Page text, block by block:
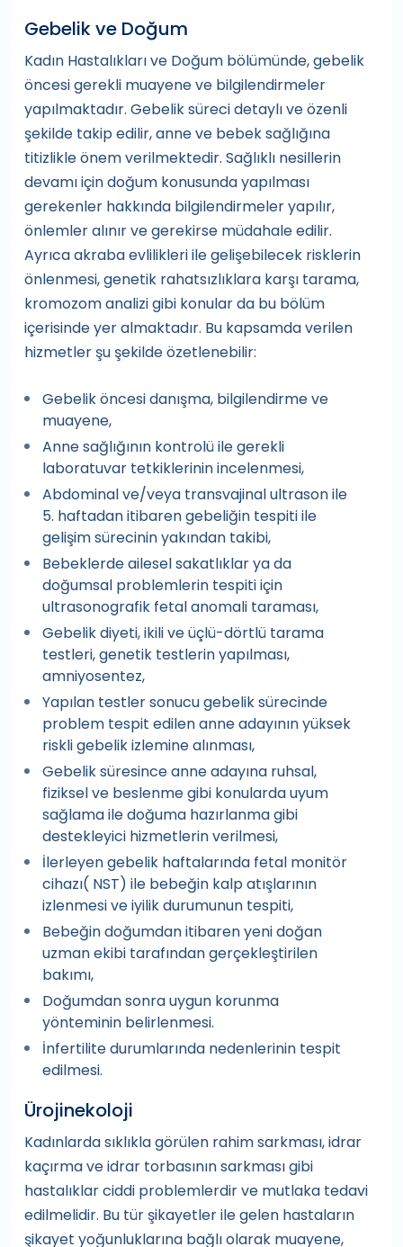
Gebelik ve Doğum
Kadın Hastalıkları ve Doğum bölümünde, gebelik
öncesi gerekli muayene ve bilgilendirmeler
yapılmaktadır. Gebelik süreci detaylı ve özenli
şekilde takip edilir, anne ve bebek sağlığına
titizlikle önem verilmektedir. Sağlıklı nesillerin
devamı için doğum konusunda yapılması
gerekenler hakkında bilgilendirmeler yapılır,
önlemler alınır ve gerekirse müdahale edilir.
Ayrıca akraba evlilikleri ile gelişebilecek risklerin
önlenmesi, genetik rahatsızlıklara karşı tarama,
kromozom analizi gibi konular da bu bölüm
içerisinde yer almaktadır. Bu kapsamda verilen
hizmetler şu şekilde özetlenebilir:
Gebelik öncesi danışma, bilgilendirme ve
muayene,
Anne sağlığının kontrolü ile gerekli
laboratuvar tetkiklerinin incelenmesi,
Abdominal ve/veya transvajinal ultrason ile
5. haftadan itibaren gebeliğin tespiti ile
gelişim sürecinin yakından takibi,
Bebeklerde ailesel sakatlıklar ya da
doğumsal problemlerin tespiti için
ultrasonografik fetal anomali taraması,
Gebelik diyeti, ikili ve üçlü-dörtlü tarama
testleri, genetik testlerin yapılması,
amniyosentez,
Yapılan testler sonucu gebelik sürecinde
problem tespit edilen anne adayının yüksek
riskli gebelik izlemine alınması,
Gebelik süresince anne adayına ruhsal,
fiziksel ve beslenme gibi konularda uyum
sağlama ile doğuma hazırlanma gibi
destekleyici hizmetlerin verilmesi,
İlerleyen gebelik haftalarında fetal monitör
cihazı( NST) ile bebeğin kalp atışlarının
izlenmesi ve iyilik durumunun tespiti,
Bebeğin doğumdan itibaren yeni doğan
uzman ekibi tarafından gerçekleştirilen
bakımı,
Doğumdan sonra uygun korunma
yönteminin belirlenmesi.
İnfertilite durumlarında nedenlerinin tespit
edilmesi.
Ürojinekoloji
Kadınlarda sıklıkla görülen rahim sarkması, idrar
kaçırma ve idrar torbasının sarkması gibi
hastalıklar ciddi problemlerdir ve mutlaka tedavi
edilmelidir. Bu tür şikayetler ile gelen hastaların
şikayet yoğunluklarına bağlı olarak muayene,